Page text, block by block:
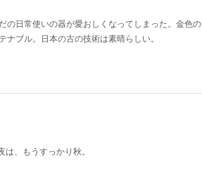
の日常使いの器が愛おしくなってしまった。金色の
ブル。日本の古の技術は素晴らしい。
、もうすっかり秋。